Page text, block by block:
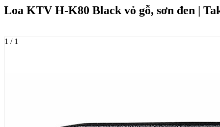
Loa KTV H-K80 Black vỏ gỗ, sơn đen |
1 / 1